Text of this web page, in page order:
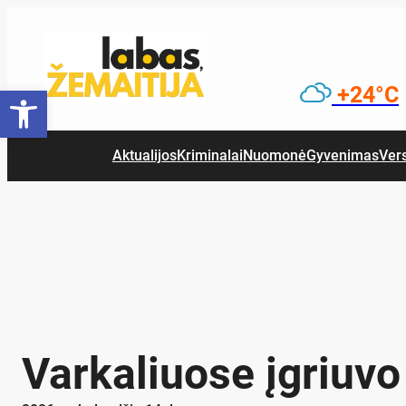
Open toolbar +24°C
AktualijosKriminalai NuomonėGyvenimas
Varkaliuose